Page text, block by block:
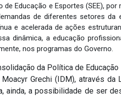
de Educação e Esportes (SEE),
de diferentes setores da
e acelerada de ações
dinâmica, a educação
nos programas do Governo.
da Política de
Grechi (IDM), através
a possibilidade de ser